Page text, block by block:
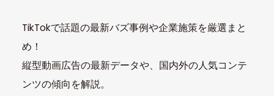
TikTokで話題の最新バズ事例や企業施策を厳選まと
め！
縦型動画広告の最新データや、国内外の人気コンテ
ンツの傾向を解説。